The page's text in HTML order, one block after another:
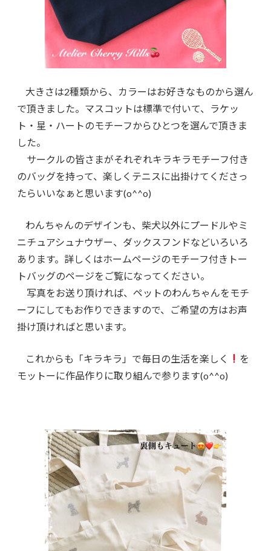
大きさは2種類から、カラーはお好きなものから選ん
で頂きました。マスコットは標準で付いて、ラケッ
ト・星・ハートのモチーフからひとつを選んで頂きま
した。
サークルの皆さまがそれぞれキラキラモチーフ付き
のバッグを持って、楽しくテニスに出掛けてくださっ
たらいいなぁと思います(o^^o)
わんちゃんのデザインも、柴犬以外にプードルやミ
ニチュアシュナウザー、ダックスフンドなどいろいろ
あります。詳しくはホームページのモチーフ付きトー
トバッグのページをご覧になってください。
写真をお送り頂ければ、ペットのわんちゃんをモチ
ーフにしてもお作りできますので、ご希望の方はお声
掛け頂ければと思います。
これからも「キラキラ」で毎日の生活を楽しく
を
モットーに作品作りに取り組んで参ります(o^^o)